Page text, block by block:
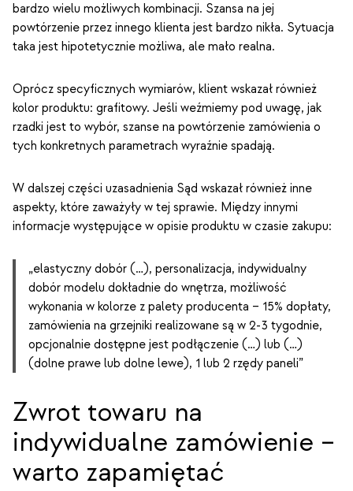
bardzo wielu możliwych kombinacji. Szansa na jej
powtórzenie przez innego klienta jest bardzo nikła. Sytuacja
taka jest hipotetycznie możliwa, ale mało realna.
Oprócz specyficznych wymiarów, klient wskazał również
kolor produktu: grafitowy. Jeśli weźmiemy pod uwagę, jak
rzadki jest to wybór, szanse na powtórzenie zamówienia o
tych konkretnych parametrach wyraźnie spadają.
W dalszej części uzasadnienia Sąd wskazał również inne
aspekty, które zaważyły w tej sprawie. Między innymi
informacje występujące w opisie produktu w czasie zakupu:
„elastyczny dobór (…), personalizacja, indywidualny
dobór modelu dokładnie do wnętrza, możliwość
wykonania w kolorze z palety producenta – 15% dopłaty,
zamówienia na grzejniki realizowane są w 2-3 tygodnie,
opcjonalnie dostępne jest podłączenie (…) lub (…)
(dolne prawe lub dolne lewe), 1 lub 2 rzędy paneli”
Zwrot towaru na
indywidualne zamówienie –
warto zapamiętać